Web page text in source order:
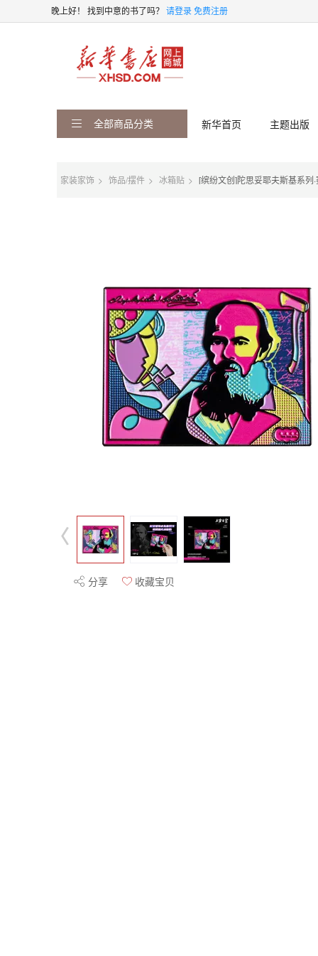
晚上好！ 找到中意的书了吗？ 请登录免费注册
全部商品分类 新华首页 主题出版
家装家饰 饰品/摆件 冰箱贴 [缤纷文创]陀思妥耶夫斯基系列
分享 收藏宝贝